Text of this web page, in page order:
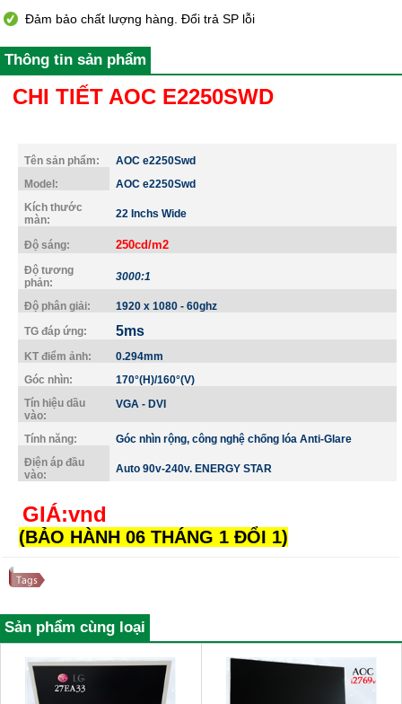
Đảm bảo chất lượng hàng. Đổi trả SP lỗi
Thông tin sản phẩm
CHI TIẾT AOC E2250SWD
Tên sản phẩm:
AOC e2250Swd
Model:
AOC e2250Swd
Kích thước
màn:
22 Inchs Wide
Độ sáng: 250cd/m2
Độ tương
phản:
3000:1
Độ phân giải:
1920 x 1080 - 60ghz
TG đáp ứng:
5ms
KT điểm ảnh:
0.294mm
Góc nhìn:
170°(H)/160°(V)
Tín hiệu dầu
vào:
VGA - DVI
Tính năng:
Góc nhìn rộng, công nghệ chống lóa Anti-Glare
Điện áp đầu
vào:
Auto 90v-240v. ENERGY STAR
GIÁ:vnd
(BẢO HÀNH 06 THÁNG 1 ĐỔI 1)
Sản phẩm cùng loại